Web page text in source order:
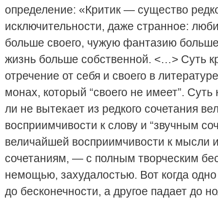
определение: «Критик — существо
исключительности, даже странное:
больше своего, чужую фантазию
жизнь больше собственной. <…> Суть
отречение от себя и своего в
монах, который “своего не имеет”. Суть
ли не вытекает из редкого сочетания
восприимчивости к слову и “звучным
величайшей восприимчивости к мысли
сочетаниям, — с полным творческим
немощью, захудалостью. Вот когда
до бесконечности, а другое падает до